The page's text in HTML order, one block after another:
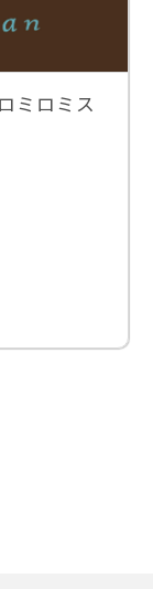
ミロミス